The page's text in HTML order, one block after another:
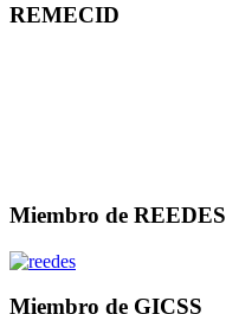
REMECID
Miembro de REEDES
Miembro de GICSS